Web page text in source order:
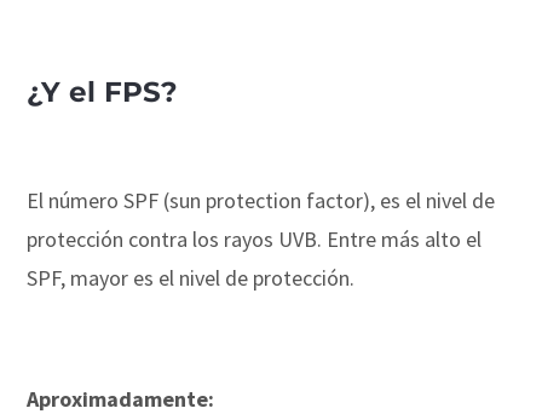
¿Y el FPS?
El número SPF (sun protection factor), es el nivel de
protección contra los rayos UVB. Entre más alto el
SPF, mayor es el nivel de protección.
Aproximadamente: